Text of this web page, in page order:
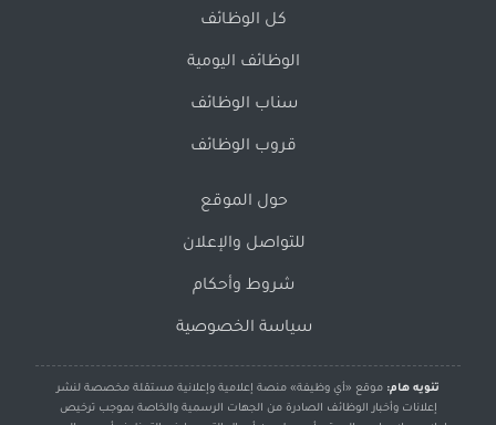
كل الوظائف
الوظائف اليومية
سناب الوظائف
قروب الوظائف
حول الموقع
للتواصل والإعلان
شروط وأحكام
سياسة الخصوصية
تنويه هام: موقع «أي وظيفة» منصة إعلامية وإعلانية مستقلة مخصصة لنشر
إعلانات وأخبار الوظائف الصادرة من الجهات الرسمية والخاصة بموجب ترخيص